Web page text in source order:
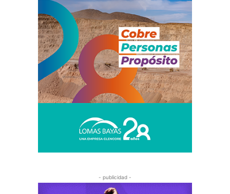
- publicidad -